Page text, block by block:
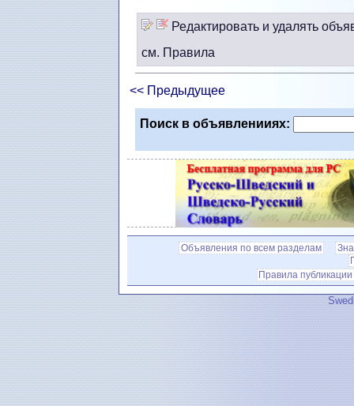
Редактировать и удалять
см. Правила
<< Предыдущее
Поиск в объявленииях:
Объявления по всем разделам
Правила публикации